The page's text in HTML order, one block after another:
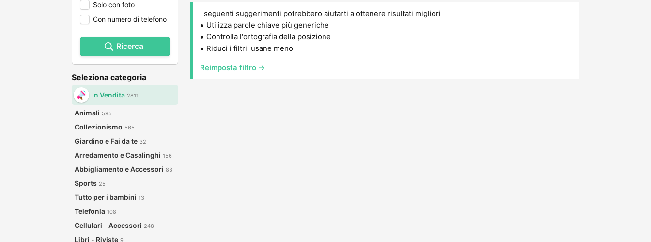
Solo con foto
Con numero di telefono
Ricerca
Seleziona categoria
In Vendita 2811
Animali 595
Collezionismo 565
Giardino e Fai da te 32
Arredamento e Casalinghi 156
Abbigliamento e Accessori 83
Sports 25
Tutto per i bambini 13
Telefonia 108
Cellulari - Accessori 248
Libri - Riviste 9
I seguenti suggerimenti potrebbero aiutarti a ottenere risultati migliori
Utilizza parole chiave più generiche
Controlla l'ortografia della posizione
Riduci i filtri, usane meno
Reimposta filtro →